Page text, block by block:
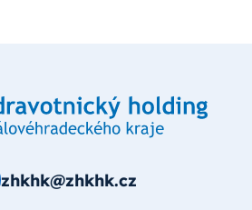
zhkhk@zhkhk.cz